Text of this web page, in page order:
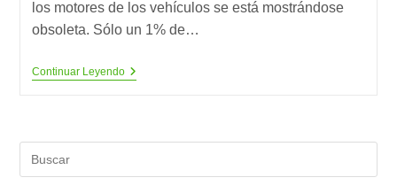
los motores de los vehículos se está mostrándose
obsoleta. Sólo un 1% de…
Continuar LeyendoHypercar,